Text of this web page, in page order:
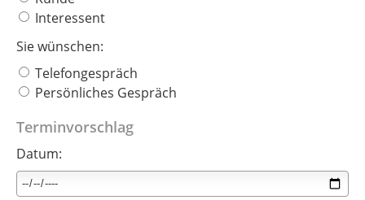
Interessent
Sie wünschen:
Telefongespräch
Persönliches Gespräch
Terminvorschlag
Datum: